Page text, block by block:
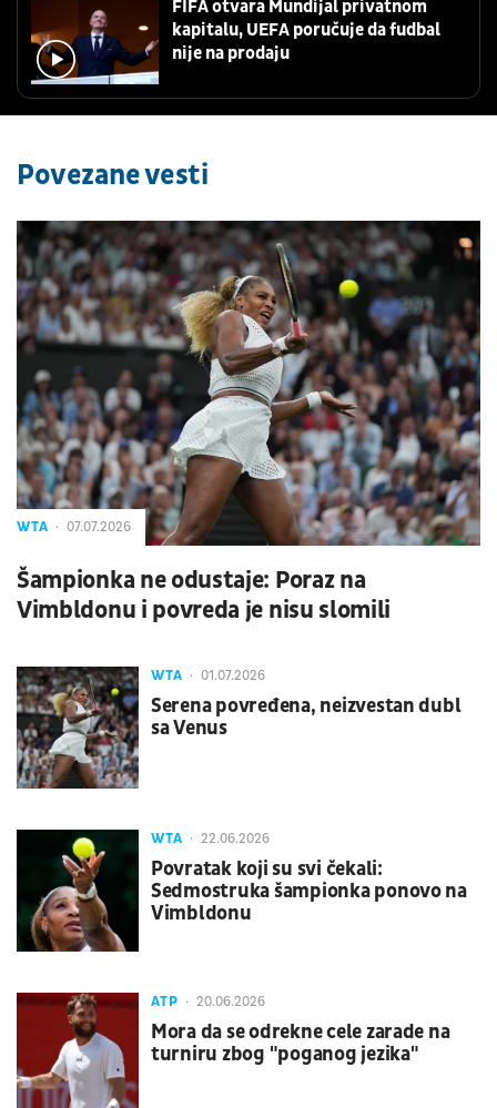
FIFA otvara Mundijal privatnom
kapitalu, UEFA poručuje da fudbal
nije na prodaju
Povezane vesti
WTA 07.07.2026
Šampionka ne odustaje: Poraz na
Vimbldonu i povreda je nisu slomili
WTA 01.07.2026
Serena povređena, neizvestan dubl
sa Venus
WTA 22.06.2026
Povratak koji su svi čekali:
Sedmostruka šampionka ponovo na
Vimbldonu
ATP 20.06.2026
Mora da se odrekne cele zarade na
turniru zbog "poganog jezika"